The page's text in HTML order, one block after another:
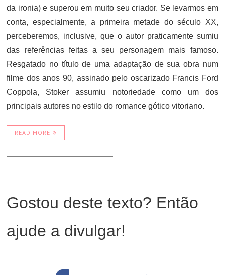
da ironia) e superou em muito seu criador. Se levarmos em
conta, especialmente, a primeira metade do século XX,
perceberemos, inclusive, que o autor praticamente sumiu
das referências feitas a seu personagem mais famoso.
Resgatado no título de uma adaptação de sua obra num
filme dos anos 90, assinado pelo oscarizado Francis Ford
Coppola, Stoker assumiu notoriedade como um dos
principais autores no estilo do romance gótico vitoriano.
READ MORE
Gostou deste texto? Então
ajude a divulgar!